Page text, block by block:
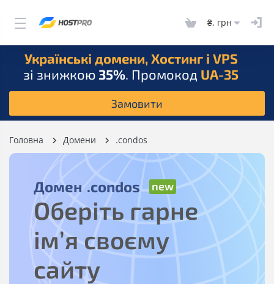
₴, грн
Українські домени, Хостинг і VPS
зі знижкою 35%. Промокод UA-35
Замовити
Головна Домени .condos
Домен .condos
Оберіть гарне
ім’я своєму
сайту